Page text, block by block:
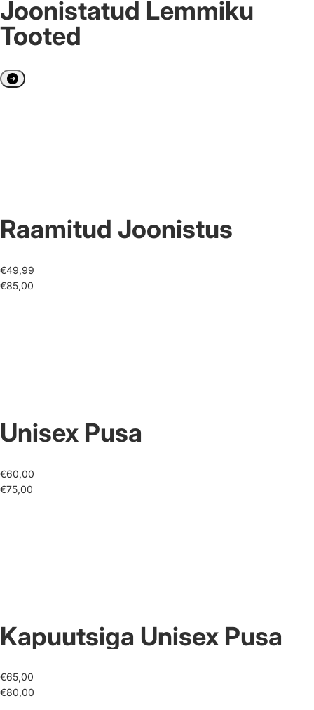
Joonistatud Lemmiku
Tooted
Raamitud Joonistus
€49,99
€85,00
Unisex Pusa
€60,00
€75,00
Kapuutsiga Unisex Pusa
€65,00
€80,00